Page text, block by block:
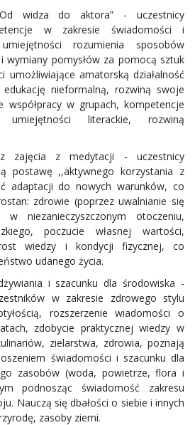
widza do aktora” - uczestnicy
w zakresie świadomości i
rozumienia sposobów
wymiany pomysłów za pomocą sztuk
umożliwiające amatorską działalność
nieformalną, rozwiną swoje
współpracy w grupach, kompetencje
umiejętności literackie, rozwiną
zajęcia z medytacji - uczestnicy
postawę ,,aktywnego korzystania z
adaptacji do nowych warunków, co
zdrowie (poprzez uwalnianie się
niezanieczyszczonym otoczeniu,
poczucie własnej wartości,
wiedzy i kondycji fizycznej, co
udanego życia.
i szacunku dla środowiska -
w zakresie zdrowego stylu
rozszerzenie wiadomości o
zdobycie praktycznej wiedzy w
zielarstwa, zdrowia, poznają
świadomości i szacunku dla
zasobów (woda, powietrze, flora i
podnosząc świadomość zakresu
Nauczą się dbałości o siebie i innych
zasoby ziemi.